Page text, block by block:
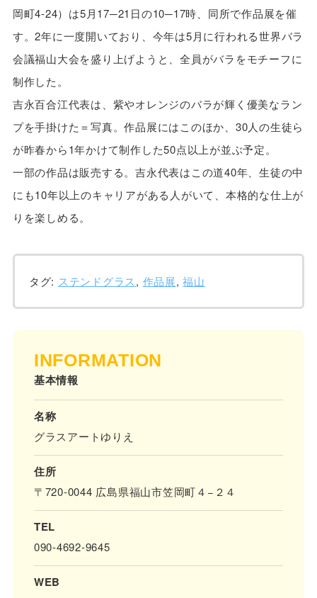
岡町4-24）は5月17─21日の10─17時、同所で作品展を催
す。2年に一度開いており、今年は5月に行われる世界バラ
会議福山大会を盛り上げようと、全員がバラをモチーフに
制作した。
吉永百合江代表は、紫やオレンジのバラが輝く優美なラン
プを手掛けた＝写真。作品展にはこのほか、30人の生徒ら
が昨春から1年かけて制作した50点以上が並ぶ予定。
一部の作品は販売する。吉永代表はこの道40年、生徒の中
にも10年以上のキャリアがある人がいて、本格的な仕上が
りを楽しめる。
タグ: ステンドグラス, 作品展,福山
INFORMATION
基本情報
名称
グラスアートゆりえ
住所
〒720-0044 広島県福山市笠岡町４−２４
TEL
090-4692-9645
WEB